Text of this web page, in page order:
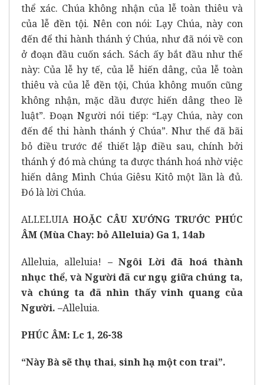
thể xác. Chúa không nhận của lễ toàn thiêu và
của lễ đền tội. Nên con nói: Lạy Chúa, này con
đến để thi hành thánh ý Chúa, như đã nói về con
ở đoạn đầu cuốn sách. Sách ấy bắt đầu như thế
này: Của lễ hy tế, của lễ hiến dâng, của lễ toàn
thiêu và của lễ đền tội, Chúa không muốn cũng
không nhận, mặc dầu được hiến dâng theo lề
luật”. Đoạn Người nói tiếp: “Lạy Chúa, này con
đến để thi hành thánh ý Chúa”. Như thế đã bãi
bỏ điều trước để thiết lập điều sau, chính bởi
thánh ý đó mà chúng ta được thánh hoá nhờ việc
hiến dâng Mình Chúa Giêsu Kitô một lần là đủ.
Đó là lời Chúa.
ALLELUIA HOẶC CÂU XƯỚNG TRƯỚC PHÚC
ÂM (Mùa Chay: bỏ Alleluia) Ga 1, 14ab
Alleluia, alleluia! – Ngôi Lời đã hoá thành
nhục thể, và Người đã cư ngụ giữa chúng ta,
và chúng ta đã nhìn thấy vinh quang của
Người. –Alleluia.
PHÚC ÂM: Lc 1, 26-38
“Này Bà sẽ thụ thai, sinh hạ một con trai”.